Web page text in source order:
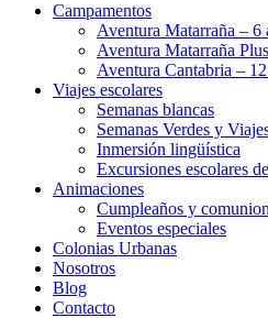
Campamentos
Aventura Matarraña – 6
Aventura Matarraña
Aventura Cantabria –
Viajes escolares
Semanas blancas
Semanas Verdes y
Inmersión lingüística
Excursiones escolares
Animaciones
Cumpleaños y
Eventos especiales
Colonias Urbanas
Nosotros
Blog
Contacto